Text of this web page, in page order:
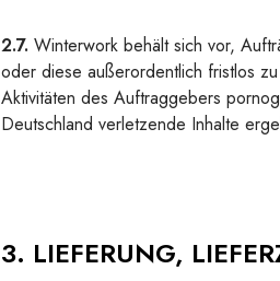
2.7. Winterwork behält sich vor,
oder diese außerordentlich fristlos
Aktivitäten des Auftraggebers
Deutschland verletzende Inhalte
3. LIEFERUNG,